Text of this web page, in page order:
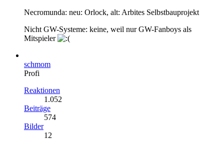
Necromunda: neu: Orlock, alt: Arbites Selbstbauprojekt
Nicht GW-Systeme: keine, weil nur GW-Fanboys als
Mitspieler
schmom
Profi
Reaktionen
1.052
Beiträge
574
Bilder
12